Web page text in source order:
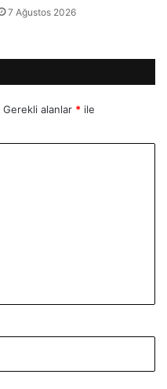
7 Ağustos 2026
Gerekli alanlar * ile